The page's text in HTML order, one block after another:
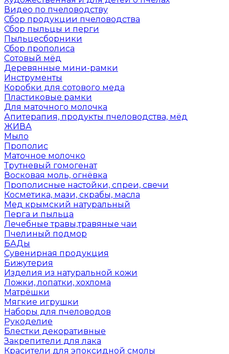
Видео по пчеловодству
Сбор продукции пчеловодства
Сбор пыльцы и перги
Пыльцесборники
Сбор прополиса
Сотовый мёд
Деревянные мини-рамки
Инструменты
Коробки для сотового меда
Пластиковые рамки
Для маточного молочка
Апитерапия, продукты пчеловодства, мёд
ЖИВА
Мыло
Прополис
Маточное молочко
Трутневый гомогенат
Восковая моль, огнёвка
Прополисные настойки, спреи, свечи
Косметика, мази, скрабы, масла
Мед крымский натуральный
Перга и пыльца
Лечебные травы,травяные чаи
Пчелиный подмор
БАДы
Сувенирная продукция
Бижутерия
Изделия из натуральной кожи
Ложки, лопатки, хохлома
Матрёшки
Мягкие игрушки
Наборы для пчеловодов
Рукоделие
Блестки декоративные
Закрепители для лака
Красители для эпоксидной смолы